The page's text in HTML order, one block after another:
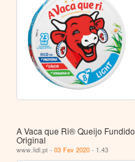
A Vaca que Ri® Queijo Fundido
Original
www.lidl.pt - 03 Fev 2020- 1.43